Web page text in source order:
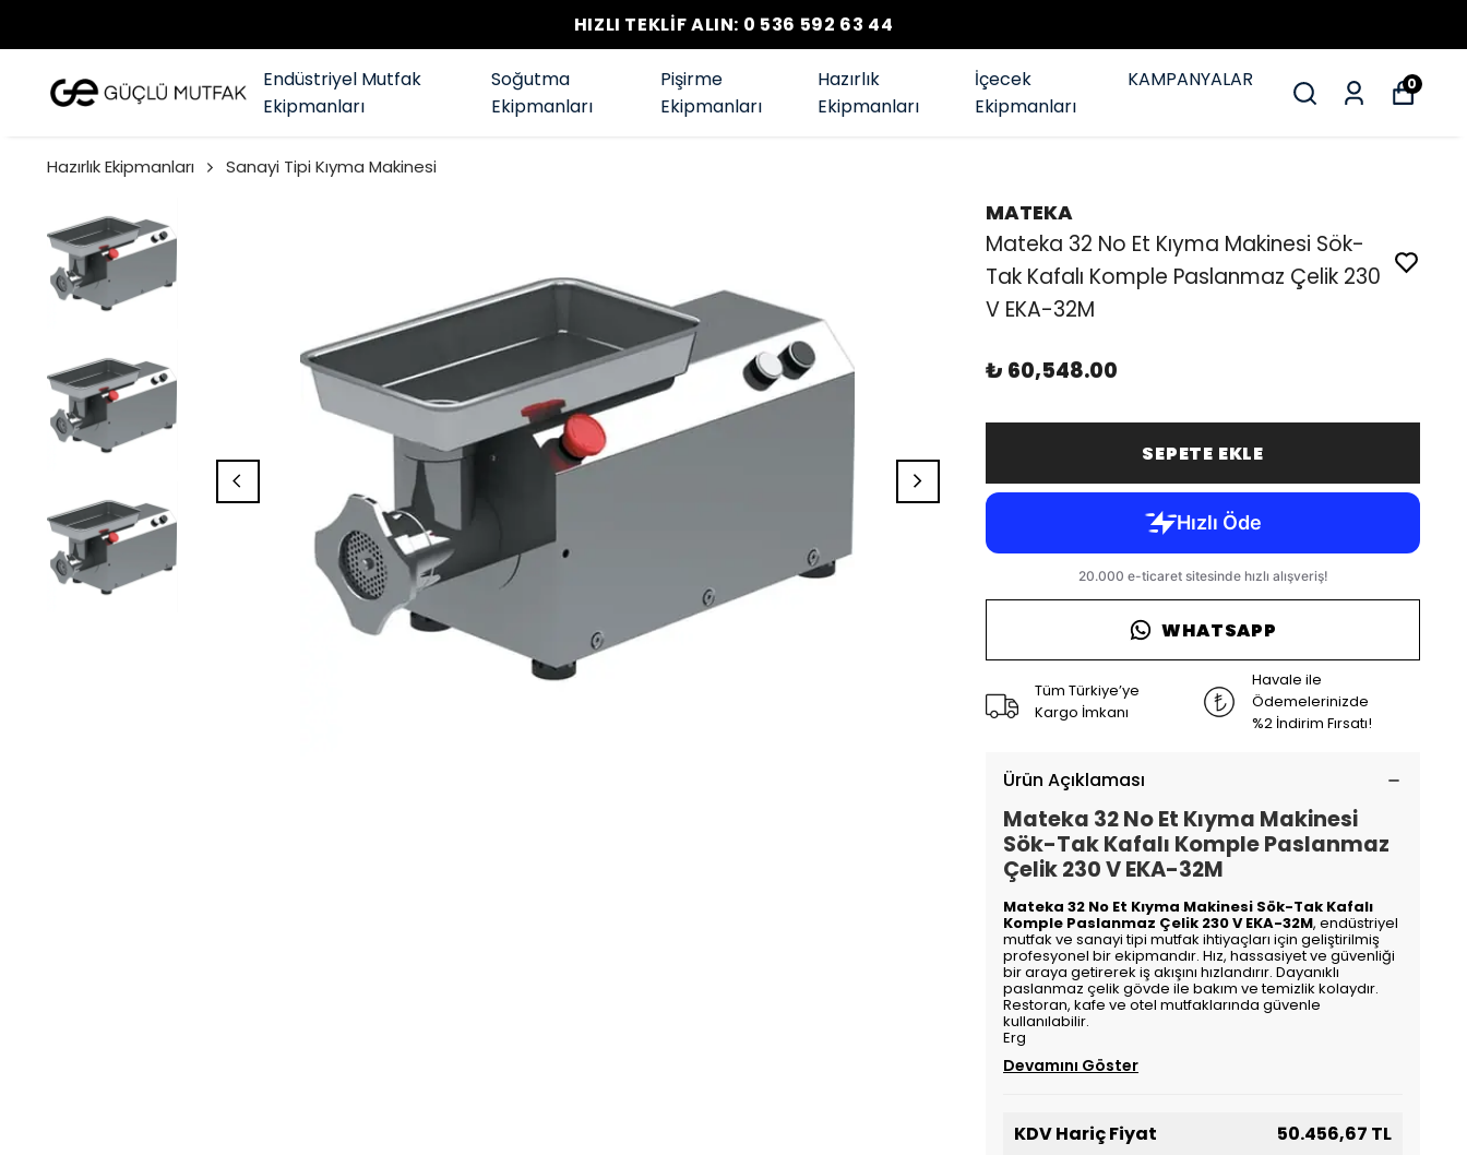
HIZLI TEKLİF ALIN: 0 536 592 63 44
Endüstriyel Mutfak
Ekipmanları
Soğutma
Ekipmanları
Pişirme
Ekipmanları
Hazırlık
Ekipmanları
İçecek
Ekipmanları
KAMPANYALAR 0
Hazırlık Ekipmanları Sanayi Tipi Kıyma Makinesi
MATEKA
Mateka 32 No Et Kıyma Makinesi Sök-
Tak Kafalı Komple Paslanmaz Çelik 230
V EKA-32M
₺ 60,548.00
SEPETE EKLE
WHATSAPP
Tüm Türkiye’ye
Kargo İmkanı
Havale ile
Ödemelerinizde
%2 İndirim Fırsatı!
Ürün Açıklaması
Mateka 32 No Et Kıyma Makinesi
Sök-Tak Kafalı Komple Paslanmaz
Çelik 230 V EKA-32M
Mateka 32 No Et Kıyma Makinesi Sök-Tak Kafalı
Komple Paslanmaz Çelik 230 V EKA-32M, endüstriyel
mutfak ve sanayi tipi mutfak ihtiyaçları için geliştirilmiş
profesyonel bir ekipmandır. Hız, hassasiyet ve güvenliği
bir araya getirerek iş akışını hızlandırır. Dayanıklı
paslanmaz çelik gövde ile bakım ve temizlik kolaydır.
Restoran, kafe ve otel mutfaklarında güvenle
kullanılabilir.
Erg
Devamını Göster
KDV Hariç Fiyat
50.456,67 TL